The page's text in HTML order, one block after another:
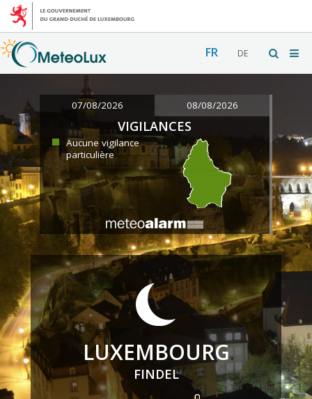
FR DE
07/08/2026 08/08/2026
VIGILANCES
Aucune vigilance
particulière
LUXEMBOURG
FINDEL